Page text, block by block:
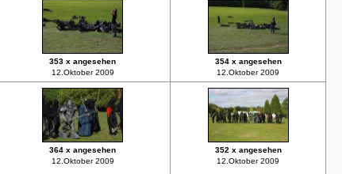
353 x angesehen
12.Oktober 2009
354 x angesehen
12.Oktober 2009
364 x angesehen
12.Oktober 2009
352 x angesehen
12.Oktober 2009